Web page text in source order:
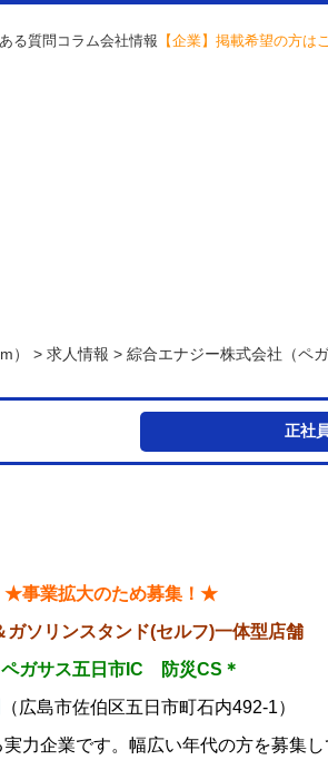
る質問 コラム会社情報 【企業】掲載希望の方は
） > 求人情報 > 綜合エナジー株式会社（ペ
正社
★事業拡大のため募集！★
ガソリンスタンド(セルフ)一体型店舗
ペガサス五日市IC 防災CS＊
（広島市佐伯区五日市町石内492-1）
力企業です。幅広い年代の方を募集